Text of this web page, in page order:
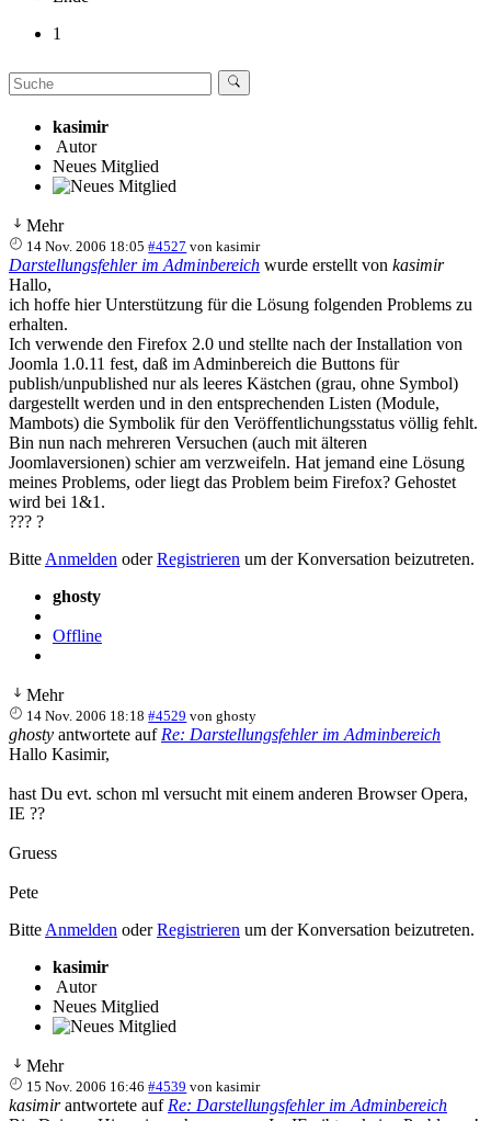
1
kasimir
Autor
Neues Mitglied
Mehr
14 Nov. 2006 18:05 #4527 vonkasimir
Darstellungsfehler im Adminbereich wurde erstellt von kasimir
Hallo,
ich hoffe hier Unterstützung für die Lösung folgenden Problems zu
erhalten.
Ich verwende den Firefox 2.0 und stellte nach der Installation von
Joomla 1.0.11 fest, daß im Adminbereich die Buttons für
publish/unpublished nur als leeres Kästchen (grau, ohne Symbol)
dargestellt werden und in den entsprechenden Listen (Module,
Mambots) die Symbolik für den Veröffentlichungsstatus völlig fehlt.
Bin nun nach mehreren Versuchen (auch mit älteren
Joomlaversionen) schier am verzweifeln. Hat jemand eine Lösung
meines Problems, oder liegt das Problem beim Firefox? Gehostet
wird bei 1&1.
??? ?
Bitte Anmelden oderRegistrieren um der Konversation beizutreten.
ghosty
Offline
Mehr
14 Nov. 2006 18:18 #4529 vonghosty
ghosty antwortete auf Re: Darstellungsfehler im Adminbereich
Hallo Kasimir,
hast Du evt. schon ml versucht mit einem anderen Browser Opera,
IE ??
Gruess
Pete
Bitte Anmelden oderRegistrieren um der Konversation beizutreten.
kasimir
Autor
Neues Mitglied
Mehr
15 Nov. 2006 16:46 #4539 vonkasimir
kasimirantwortete auf Re: Darstellungsfehler im Adminbereich